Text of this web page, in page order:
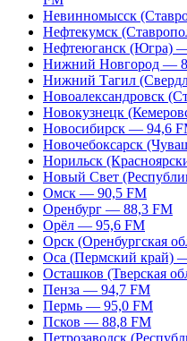
Невинномысск
Нефтекумск
Нефтеюганск (Югра)
Нижний Новгород —
Нижний Тагил
Новоалександровск
Новокузнецк
Новосибирск — 94,6
Новочебоксарск
Норильск
Новый Свет
Омск — 90,5 FM
Оренбург — 88,3 FM
Орёл — 95,6 FM
Орск (Оренбургская
Оса (Пермский край)
Осташков (Тверская
Пенза — 94,7 FM
Пермь — 95,0 FM
Псков — 88,8 FM
Петрозаводск